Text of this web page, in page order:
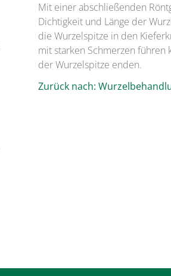
Mit einer abschließenden
Dichtigkeit und Länge der
die Wurzelspitze in den
mit starken Schmerzen
der Wurzelspitze enden.
Zurück nach: